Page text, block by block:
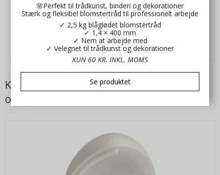
12,00 DKK
VIS PRODUKT
Kunder der har købt dette produkt har
også købt
🌸Perfekt til trådkunst, binderi og dekorationer
Stærk og fleksibel blomstertråd til professionelt arbejde
✓ 2,5 kg blåglødet blomstertråd
✓ 1,4 × 400 mm
✓ Nem at arbejde med
✓ Velegnet til trådkunst og dekorationer
KUN 60 KR. INKL. MOMS
Se produktet